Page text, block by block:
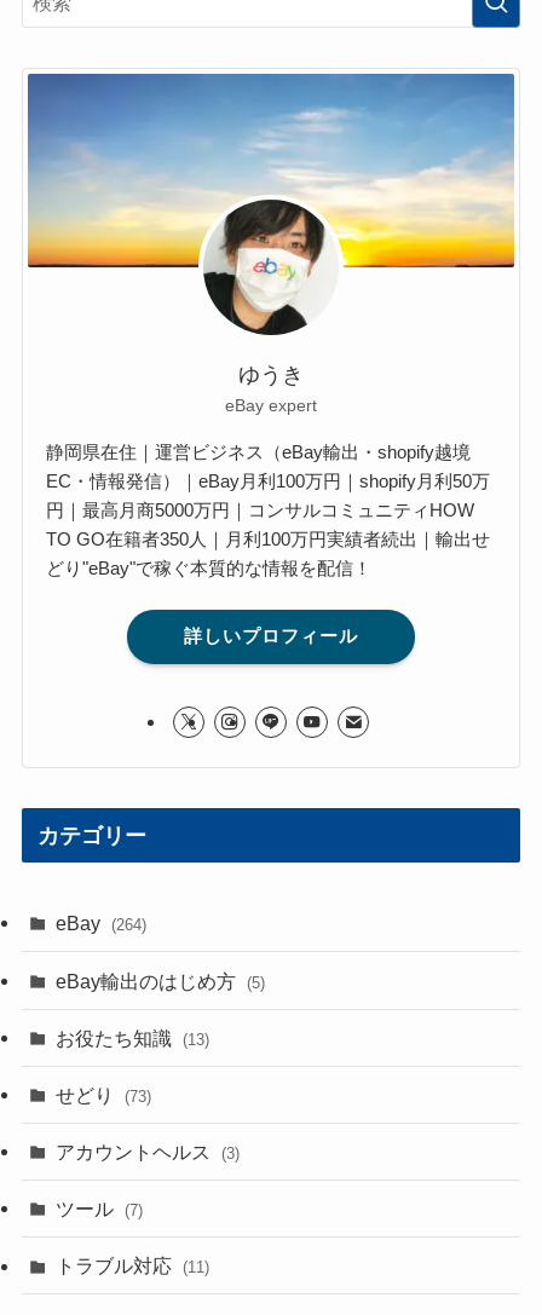
ゆうき
eBay expert
静岡県在住｜運営ビジネス（eBay輸出・shopify越境
EC・情報発信）｜eBay月利100万円｜shopify月利50万
円｜最高月商5000万円｜コンサルコミュニティHOW
TO GO在籍者350人｜月利100万円実績者続出｜輸出せ
どり"eBay"で稼ぐ本質的な情報を配信！
詳しいプロフィール
カテゴリー
eBay (264)
eBay輸出のはじめ方 (5)
お役たち知識 (13)
せどり (73)
アカウントヘルス (3)
ツール (7)
トラブル対応 (11)